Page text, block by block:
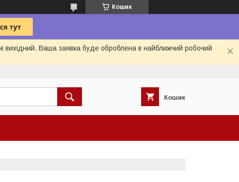
Кошик
вихідний. Ваша заявка буде оброблена в найближчий робочий
Кошик